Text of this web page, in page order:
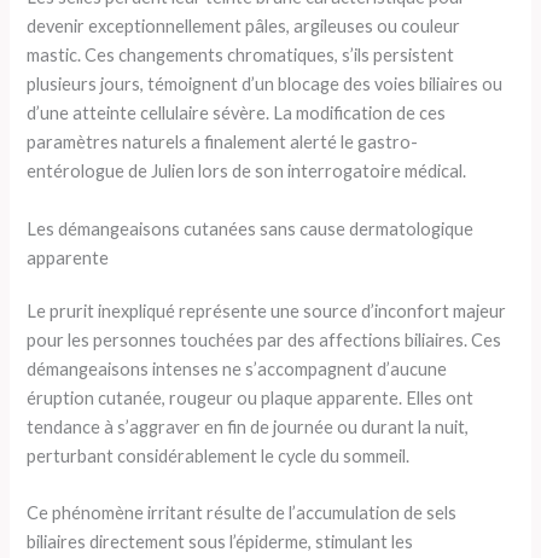
devenir exceptionnellement pâles, argileuses ou couleur
mastic. Ces changements chromatiques, s’ils persistent
plusieurs jours, témoignent d’un blocage des voies biliaires ou
d’une atteinte cellulaire sévère. La modification de ces
paramètres naturels a finalement alerté le gastro-
entérologue de Julien lors de son interrogatoire médical.
Les démangeaisons cutanées sans cause dermatologique
apparente
Le prurit inexpliqué représente une source d’inconfort majeur
pour les personnes touchées par des affections biliaires. Ces
démangeaisons intenses ne s’accompagnent d’aucune
éruption cutanée, rougeur ou plaque apparente. Elles ont
tendance à s’aggraver en fin de journée ou durant la nuit,
perturbant considérablement le cycle du sommeil.
Ce phénomène irritant résulte de l’accumulation de sels
biliaires directement sous l’épiderme, stimulant les